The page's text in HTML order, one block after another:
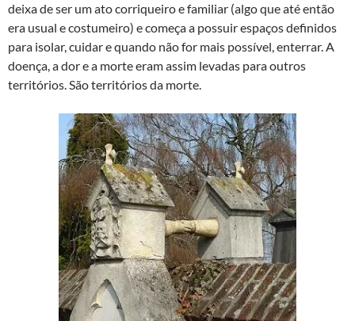
deixa de ser um ato corriqueiro e familiar (algo que até então
era usual e costumeiro) e começa a possuir espaços definidos
para isolar, cuidar e quando não for mais possível, enterrar. A
doença, a dor e a morte eram assim levadas para outros
territórios. São territórios da morte.